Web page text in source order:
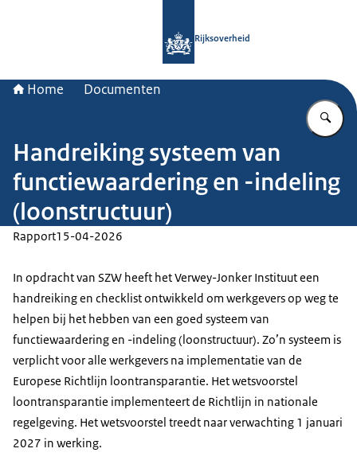
Rijksoverheid
Home Documenten
Handreiking systeem van
functiewaardering en -indeling
(loonstructuur)
Rapport15-04-2026
In opdracht van SZW heeft het Verwey-Jonker Instituut een
handreiking en checklist ontwikkeld om werkgevers op weg te
helpen bij het hebben van een goed systeem van
functiewaardering en -indeling (loonstructuur). Zo’n systeem is
verplicht voor alle werkgevers na implementatie van de
Europese Richtlijn loontransparantie. Het wetsvoorstel
loontransparantie implementeert de Richtlijn in nationale
regelgeving. Het wetsvoorstel treedt naar verwachting 1 januari
2027 in werking.